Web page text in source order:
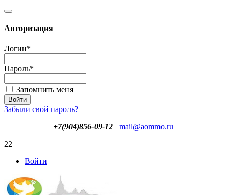
Авторизация
Логин*
Пароль*
Запомнить меня
Забыли свой пароль?
+7(904)856-09-12
mail@aommo.ru
22
Войти